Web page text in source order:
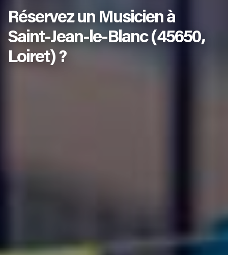
Réservez un Musicien à
Saint-Jean-le-Blanc (45650,
Loiret) ?